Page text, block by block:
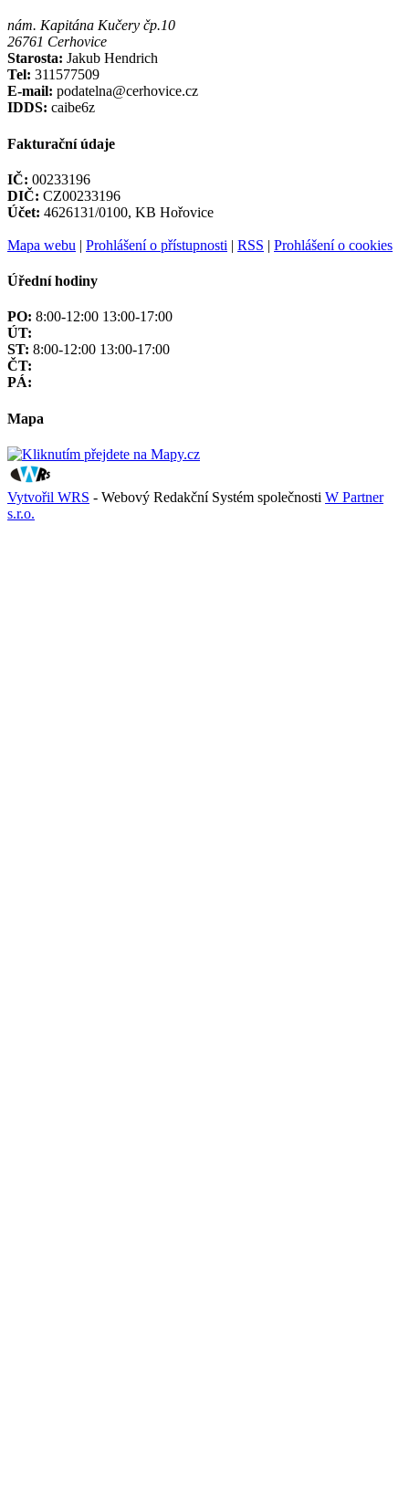
nám. Kapitána Kučery čp.10
26761 Cerhovice
Starosta: Jakub Hendrich
Tel: 311577509
E-mail: podatelna@cerhovice.cz
IDDS: caibe6z
Fakturační údaje
IČ: 00233196
DIČ: CZ00233196
Účet: 4626131/0100, KB Hořovice
Mapa webu | Prohlášení o přístupnosti | RSS | Prohlášení o cookies
Úřední hodiny
PO: 8:00-12:00 13:00-17:00
ÚT:
ST: 8:00-12:00 13:00-17:00
ČT:
PÁ:
Mapa
Vytvořil WRS - Webový Redakční Systém společnosti W Partner
s.r.o.